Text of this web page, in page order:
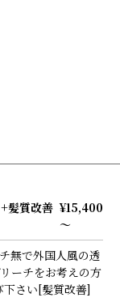
髪質改善 ¥15,400
～
無で外国人風の透
ーチをお考えの方
さい[髪質改善]